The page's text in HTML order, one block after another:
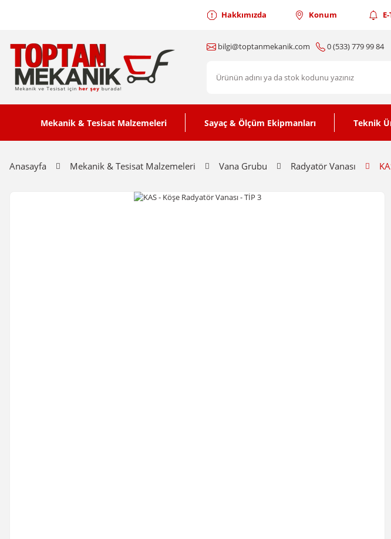
Hakkımızda Konum
bilgi@toptanmekanik.com 0 (533) 779 99 84
Mekanik & Tesisat Malzemeleri Sayaç & Ölçüm Ekipmanları Teknik
Anasayfa Mekanik & Tesisat Malzemeleri Vana Grubu Radyatör Vanası